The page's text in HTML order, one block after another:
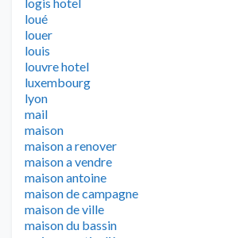
loué
louer
louis
louvre hotel
luxembourg
lyon
mail
maison
maison a renover
maison a vendre
maison antoine
maison de campagne
maison de ville
maison du bassin